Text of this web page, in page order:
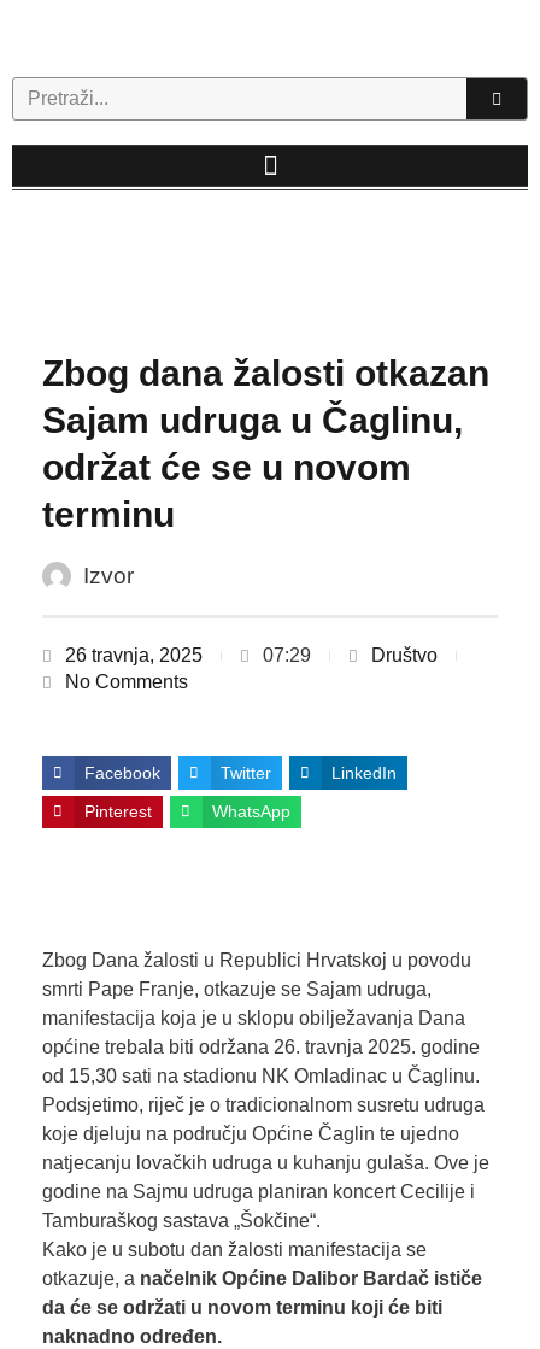
Search
Zbog dana žalosti otkazan
Sajam udruga u Čaglinu,
održat će se u novom
terminu
Izvor
26 travnja, 2025 07:29
Društvo
No Comments
Facebook Twitter LinkedIn
Pinterest WhatsApp
Zbog Dana žalosti u Republici Hrvatskoj u povodu
smrti Pape Franje, otkazuje se Sajam udruga,
manifestacija koja je u sklopu obilježavanja Dana
općine trebala biti održana 26. travnja 2025. godine
od 15,30 sati na stadionu NK Omladinac u Čaglinu.
Podsjetimo, riječ je o tradicionalnom susretu udruga
koje djeluju na području Općine Čaglin te ujedno
natjecanju lovačkih udruga u kuhanju gulaša. Ove je
godine na Sajmu udruga planiran koncert Cecilije i
Tamburaškog sastava „Šokčine“.
Kako je u subotu dan žalosti manifestacija se
otkazuje, a načelnik Općine Dalibor Bardač ističe
da će se održati u novom terminu koji će biti
naknadno određen.